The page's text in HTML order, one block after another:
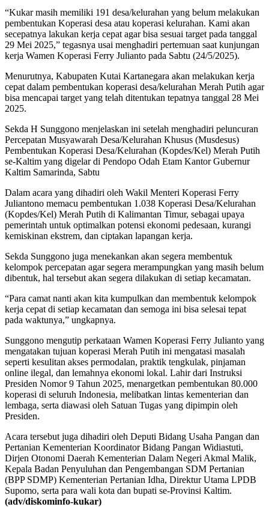
“Kukar masih memiliki 191 desa/kelurahan yang belum melakukan
pembentukan Koperasi desa atau koperasi kelurahan. Kami akan
secepatnya lakukan kerja cepat agar bisa sesuai target pada tanggal
29 Mei 2025,” tegasnya usai menghadiri pertemuan saat kunjungan
kerja Wamen Koperasi Ferry Julianto pada Sabtu (24/5/2025).
Menurutnya, Kabupaten Kutai Kartanegara akan melakukan kerja
cepat dalam pembentukan koperasi desa/kelurahan Merah Putih agar
bisa mencapai target yang telah ditentukan tepatnya tanggal 28 Mei
2025.
Sekda H Sunggono menjelaskan ini setelah menghadiri peluncuran
Percepatan Musyawarah Desa/Kelurahan Khusus (Musdesus)
Pembentukan Koperasi Desa/Kelurahan (Kopdes/Kel) Merah Putih
se-Kaltim yang digelar di Pendopo Odah Etam Kantor Gubernur
Kaltim Samarinda, Sabtu
Dalam acara yang dihadiri oleh Wakil Menteri Koperasi Ferry
Juliantono memacu pembentukan 1.038 Koperasi Desa/Kelurahan
(Kopdes/Kel) Merah Putih di Kalimantan Timur, sebagai upaya
pemerintah untuk optimalkan potensi ekonomi pedesaan, kurangi
kemiskinan ekstrem, dan ciptakan lapangan kerja.
Sekda Sunggono juga menekankan akan segera membentuk
kelompok percepatan agar segera merampungkan yang masih belum
dibentuk, hal tersebut akan segera dilakukan di setiap kecamatan.
“Para camat nanti akan kita kumpulkan dan membentuk kelompok
kerja cepat di setiap kecamatan dan semoga ini bisa selesai tepat
pada waktunya,” ungkapnya.
Sunggono mengutip perkataan Wamen Koperasi Ferry Julianto yang
mengatakan tujuan koperasi Merah Putih ini mengatasi masalah
seperti kesulitan akses permodalan, praktik tengkulak, pinjaman
online ilegal, dan lemahnya ekonomi lokal. Lahir dari Instruksi
Presiden Nomor 9 Tahun 2025, menargetkan pembentukan 80.000
koperasi di seluruh Indonesia, melibatkan lintas kementerian dan
lembaga, serta diawasi oleh Satuan Tugas yang dipimpin oleh
Presiden.
Acara tersebut juga dihadiri oleh Deputi Bidang Usaha Pangan dan
Pertanian Kementerian Koordinator Bidang Pangan Widiastuti,
Dirjen Otonomi Daerah Kementerian Dalam Negeri Akmal Malik,
Kepala Badan Penyuluhan dan Pengembangan SDM Pertanian
(BPP SDMP) Kementerian Pertanian Idha, Direktur Utama LPDB
Supomo, serta para wali kota dan bupati se-Provinsi Kaltim.
(adv/diskominfo-kukar)